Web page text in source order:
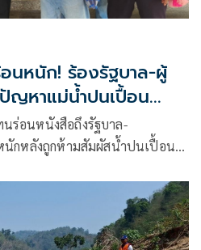
นหนัก! ร้องรัฐบาล-ผู้
ญหาแม่น้ำปนเปื้อน
ร่อนหนังสือถึงรัฐบาล-
นักหลังถูกห้ามสัมผัสน้ำปนเปื้อน